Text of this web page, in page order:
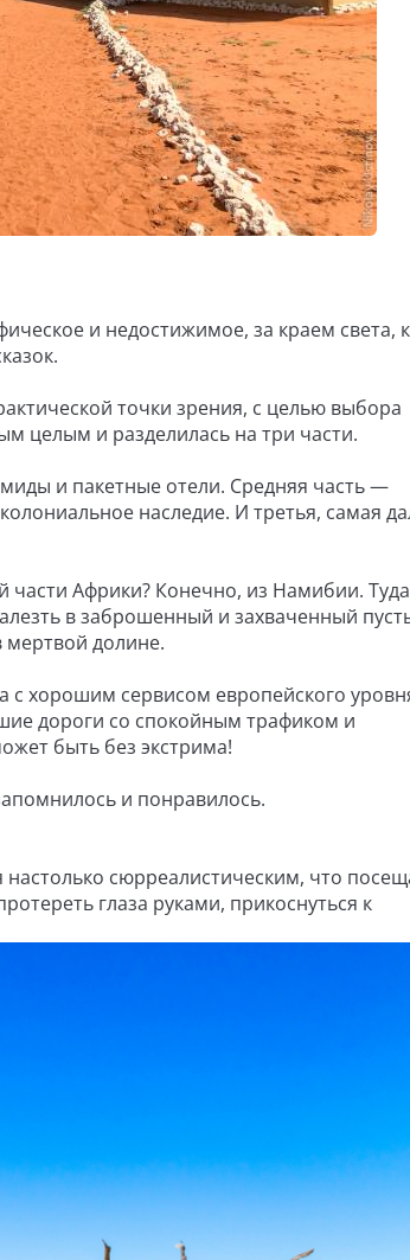
и недостижимое, за краем света,
точки зрения, с целью выбора
целым и разделилась на три части.
и пакетные отели. Средняя часть —
наследие. И третья, самая
Африки? Конечно, из Намибии.
в заброшенный и захваченный
мертвой долине.
хорошим сервисом европейского
дороги со спокойным трафиком и
быть без экстрима!
и понравилось.
сюрреалистическим, что
глаза руками, прикоснуться к